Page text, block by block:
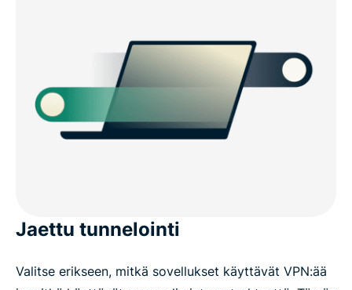
Jaettu tunnelointi
Valitse erikseen, mitkä sovellukset käyttävät VPN:ää